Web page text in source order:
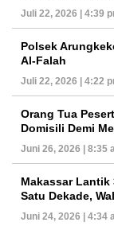
Juli 22, 2026 | 4:39
Polsek
Al-Falah
Juli 22, 2026 | 4:22
Orang Tua
Domisili Demi
Juni 26, 2026 | 8:35
Makassar Lantik
Satu Dekade,
Juni 24, 2026 | 4:34